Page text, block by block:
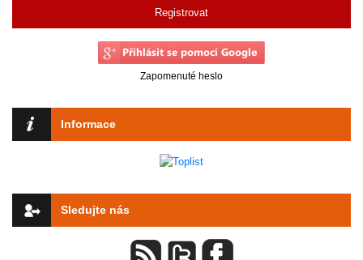
Registrovat
Zapomenuté heslo
Informace
Sledujte nás